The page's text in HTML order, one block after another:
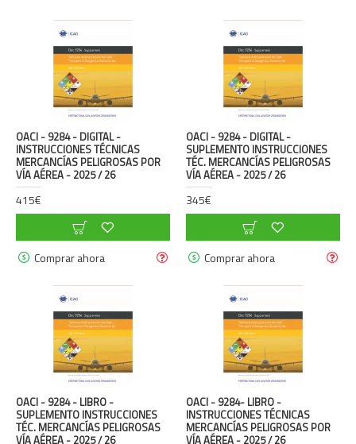
OACI - 9284 - DIGITAL -
INSTRUCCIONES TÉCNICAS
MERCANCÍAS PELIGROSAS POR
VÍA AÉREA - 2025 / 26
415€
Comprar ahora
OACI - 9284 - DIGITAL -
SUPLEMENTO INSTRUCCIONES
TÉC. MERCANCÍAS PELIGROSAS
VÍA AÉREA - 2025 / 26
345€
Comprar ahora
OACI - 9284 - LIBRO -
SUPLEMENTO INSTRUCCIONES
TÉC. MERCANCÍAS PELIGROSAS
VÍA AÉREA - 2025 / 26
OACI - 9284- LIBRO -
INSTRUCCIONES TÉCNICAS
MERCANCÍAS PELIGROSAS POR
VÍA AÉREA - 2025 / 26